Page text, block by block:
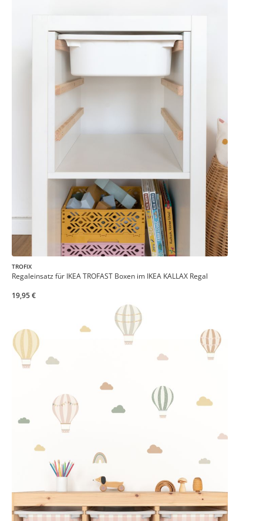
TROFIX
Regaleinsatz für IKEA TROFAST Boxen im IKEA KALLAX Regal
19,95 €